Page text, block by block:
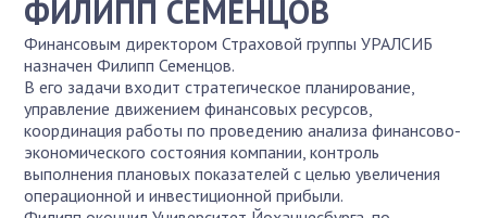
ФИЛИПП СЕМЕНЦОВ
Финансовым директором Страховой группы УРАЛСИБ
назначен Филипп Семенцов.
В его задачи входит стратегическое планирование,
управление движением финансовых ресурсов,
координация работы по проведению анализа финансово-
экономического состояния компании, контроль
выполнения плановых показателей с целью увеличения
операционной и инвестиционной прибыли.